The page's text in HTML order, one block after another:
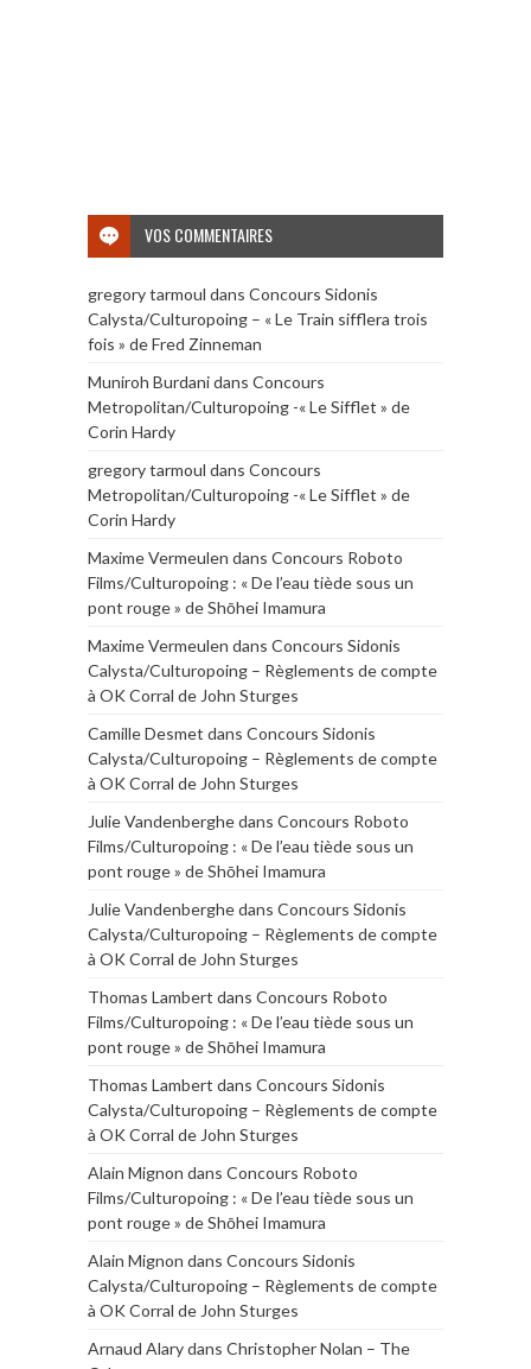
VOS COMMENTAIRES
gregory tarmoul dans Concours Sidonis
Calysta/Culturopoing – « Le Train sifflera trois
fois » de Fred Zinneman
Muniroh Burdanidans Concours
Metropolitan/Culturopoing -« Le Sifflet » de
Corin Hardy
gregory tarmoul dans Concours
Metropolitan/Culturopoing -« Le Sifflet » de
Corin Hardy
Maxime Vermeulen dans Concours Roboto
Films/Culturopoing : « De l’eau tiède sous un
pont rouge » de Shōhei Imamura
Maxime Vermeulen dans Concours Sidonis
Calysta/Culturopoing – Règlements de compte
à OK Corral de John Sturges
Camille Desmet dans Concours Sidonis
Calysta/Culturopoing – Règlements de compte
à OK Corral de John Sturges
Julie Vandenberghedans Concours Roboto
Films/Culturopoing : « De l’eau tiède sous un
pont rouge » de Shōhei Imamura
Julie Vandenberghedans Concours Sidonis
Calysta/Culturopoing – Règlements de compte
à OK Corral de John Sturges
Thomas Lambert dans Concours Roboto
Films/Culturopoing : « De l’eau tiède sous un
pont rouge » de Shōhei Imamura
Thomas Lambert dans Concours Sidonis
Calysta/Culturopoing – Règlements de compte
à OK Corral de John Sturges
Alain Mignon dans Concours Roboto
Films/Culturopoing : « De l’eau tiède sous un
pont rouge » de Shōhei Imamura
Alain Mignon dans Concours Sidonis
Calysta/Culturopoing – Règlements de compte
à OK Corral de John Sturges
Arnaud Alarydans Christopher Nolan – The